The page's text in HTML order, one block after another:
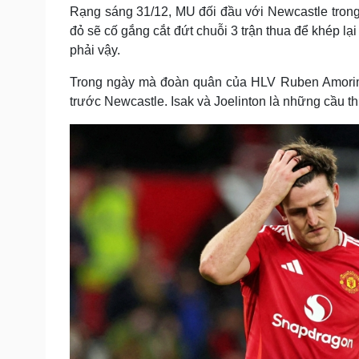
Tin nóng
Tư vấn luật
Việt Nam
Phân tích
Sức khỏe
Dinh dưỡng - món ngon
Cây thuốc
Nam khoa
Làm đẹp - giảm cân
Phòng mạch online
Ăn sạch sống khỏe
Đời sống
Nhà đẹp
Blog
Tình yêu - Gia đình
Rạng sáng 31/12, MU đối đầu với Newcastle
đỏ sẽ cố gắng cắt đứt chuỗi 3 trận thua để khép
phải vậy.
Trong ngày mà đoàn quân của HLV Ruben
trước Newcastle. Isak và Joelinton là những cầu